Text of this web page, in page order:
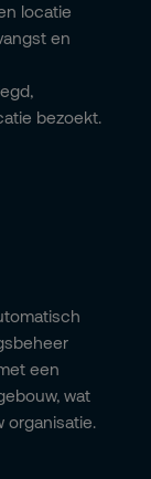
locatie
en
bezoekt.
een
wat
organisatie.